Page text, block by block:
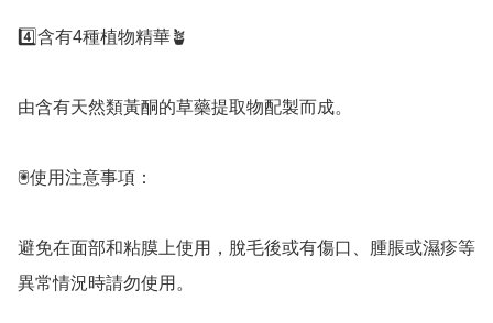
4️⃣含有4種植物精華🪴
由含有天然類黃酮的草藥提取物配製而成。
🖲使用注意事項：
避免在面部和粘膜上使用，脫毛後或有傷口、腫脹或濕疹等
異常情況時請勿使用。